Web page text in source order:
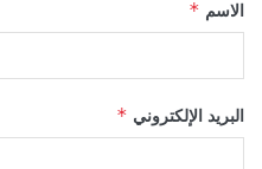
الاسم *
البريد الإلكتروني *